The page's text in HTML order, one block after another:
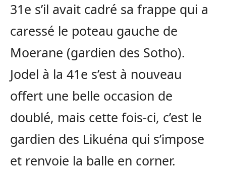
31e s’il avait cadré sa frappe qui a
caressé le poteau gauche de
Moerane (gardien des Sotho).
Jodel à la 41e s’est à nouveau
offert une belle occasion de
doublé, mais cette fois-ci, c’est le
gardien des Likuéna qui s’impose
et renvoie la balle en corner.